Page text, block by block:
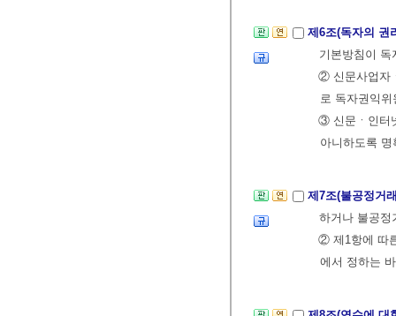
제6조(독자의 권
기본방침이 독
② 신문사업자
로 독자권익
③ 신문ㆍ인터
아니하도록
제7조(불공정거
하거나 불공정
② 제1항에 따
에서 정하는